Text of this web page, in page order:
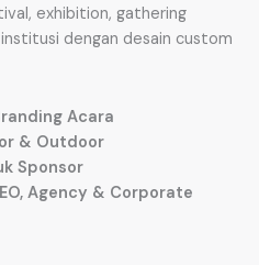
exhibition, gathering
dengan desain custom
Acara
& Outdoor
Sponsor
Agency & Corporate